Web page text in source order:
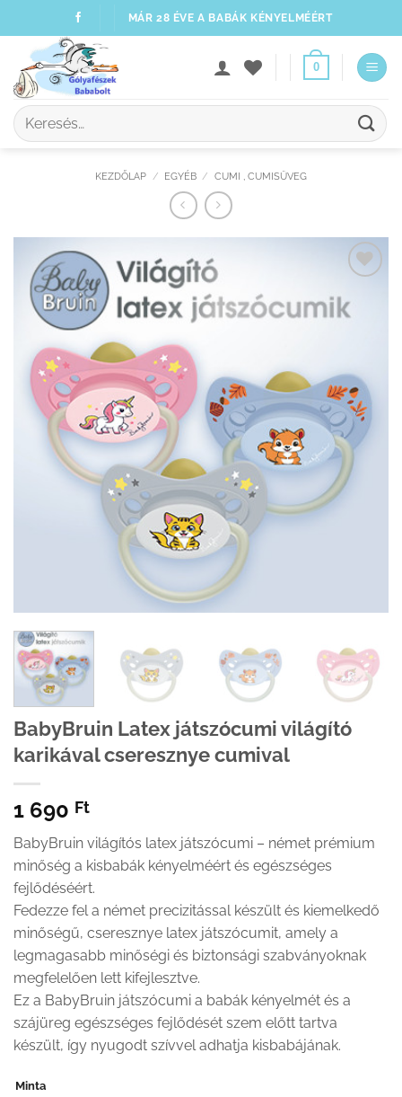
to
content
MÁR 28 ÉVE A BABÁK KÉNYELMÉÉRT
0
Keresés
a
KEZDŐLAP / EGYÉB / CUMI , CUMISÜVEG
Kedvenceimhez
adom
BabyBruin Latex játszócumi világító
karikával cseresznye cumival
1 690 Ft
BabyBruin világítós latex játszócumi – német prémium
minőség a kisbabák kényelméért és egészséges
fejlődéséért.
Fedezze fel a német precizitással készült és kiemelkedő
minőségű, cseresznye latex játszócumit, amely a
legmagasabb minőségi és biztonsági szabványoknak
megfelelően lett kifejlesztve.
Ez a BabyBruin játszócumi a babák kényelmét és a
szájüreg egészséges fejlődését szem előtt tartva
készült, így nyugodt szívvel adhatja kisbabájának.
Minta